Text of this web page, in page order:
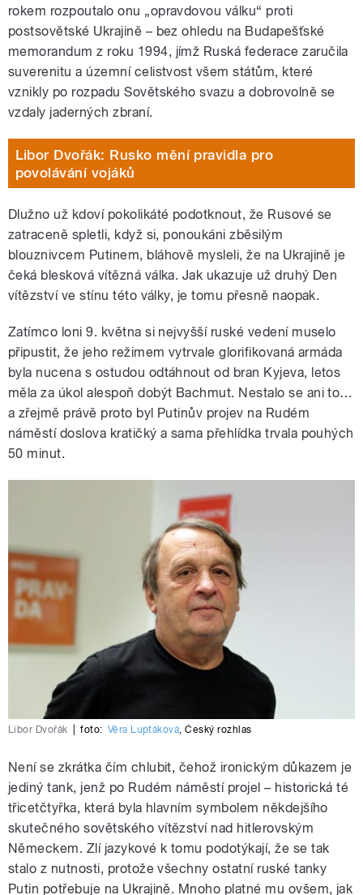
rokem rozpoutalo onu „opravdovou válku“ proti
postsovětské Ukrajině – bez ohledu na Budapešťské
memorandum z roku 1994, jímž Ruská federace zaručila
suverenitu a územní celistvost všem státům, které
vznikly po rozpadu Sovětského svazu a dobrovolně se
vzdaly jaderných zbraní.
Libor Dvořák: Rusko mění pravidla pro
povolávání vojáků
Dlužno už kdoví pokolikáté podotknout, že Rusové se
zatraceně spletli, když si, ponoukáni zběsilým
blouznivcem Putinem, bláhově mysleli, že na Ukrajině je
čeká blesková vítězná válka. Jak ukazuje už druhý Den
vítězství ve stínu této války, je tomu přesně naopak.
Zatímco loni 9. května si nejvyšší ruské vedení muselo
připustit, že jeho režimem vytrvale glorifikovaná armáda
byla nucena s ostudou odtáhnout od bran Kyjeva, letos
měla za úkol alespoň dobýt Bachmut. Nestalo se ani to…
a zřejmě právě proto byl Putinův projev na Rudém
náměstí doslova kratičký a sama přehlídka trvala pouhých
50 minut.
Libor Dvořák foto: Věra Luptáková ,Český rozhlas
Není se zkrátka čím chlubit, čehož ironickým důkazem je
jediný tank, jenž po Rudém náměstí projel – historická té
třicetčtyřka, která byla hlavním symbolem někdejšího
skutečného sovětského vítězství nad hitlerovským
Německem. Zlí jazykové k tomu podotýkají, že se tak
stalo z nutnosti, protože všechny ostatní ruské tanky
Putin potřebuje na Ukrajině. Mnoho platné mu ovšem, jak